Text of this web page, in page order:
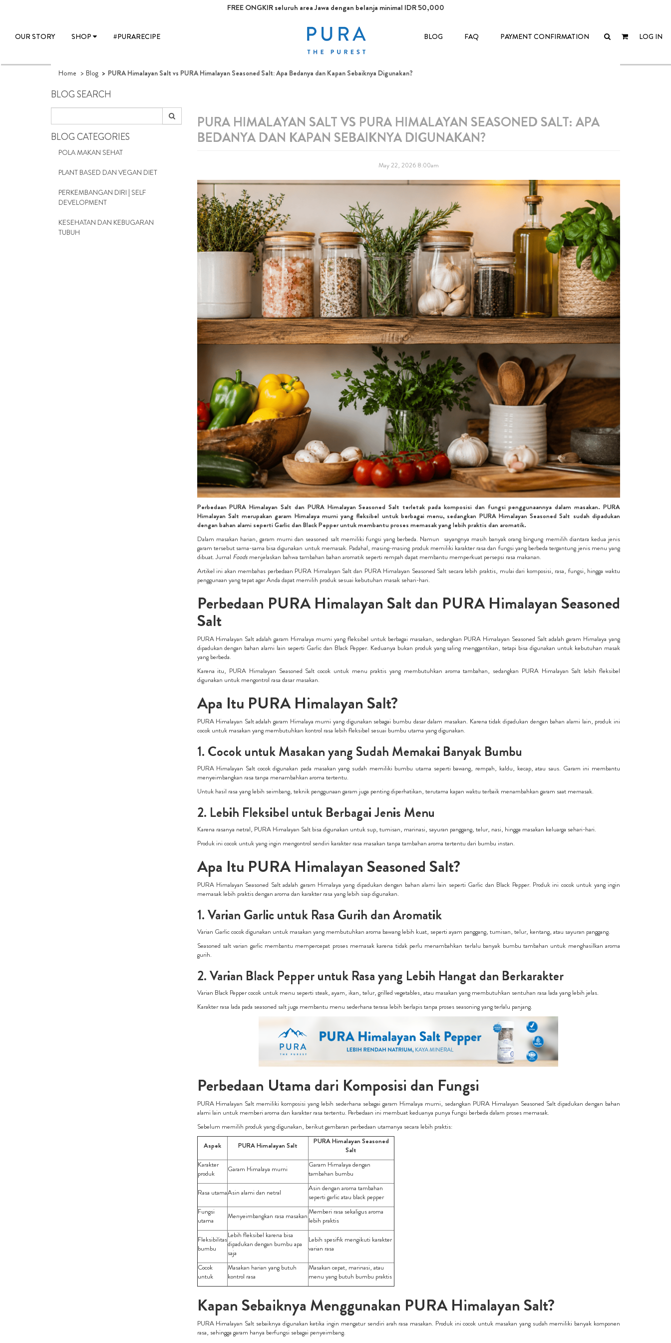
FREE ONGKIR seluruh area Jawa dengan belanja minimal IDR 50,000
OUR STORY SHOP #PURARECIPE BLOG FAQ PAYMENT CONFIRMATION LOG IN
Home Blog PURA Himalayan Salt vs PURA Himalayan Seasoned Salt: Apa Bedanya dan Kapan Sebaiknya Digunakan?
PURA HIMALAYAN SALT VS PURA HIMALAYAN SEASONED SALT: APA
BEDANYA DAN KAPAN SEBAIKNYA DIGUNAKAN?
May 22, 2026 8:00am
Perbedaan PURA Himalayan Salt dan PURA Himalayan Seasoned Salt terletak pada komposisi dan fungsi penggunaannya dalam masakan. PURA
Himalayan Salt merupakan garam Himalaya murni yang fleksibel untuk berbagai menu, sedangkan PURA Himalayan Seasoned Salt sudah dipadukan
dengan bahan alami seperti Garlic dan Black Pepper untuk membantu proses memasak yang lebih praktis dan aromatik.
Dalam masakan harian, garam murni dan seasoned salt memiliki fungsi yang berbeda. Namun sayangnya masih banyak orang bingung memilih diantara kedua jenis
garam tersebut sama-sama bisa digunakan untuk memasak. Padahal, masing-masing produk memiliki karakter rasa dan fungsi yang berbeda tergantung jenis menu yang
dibuat. Jurnal Foodsmenjelaskan bahwa tambahan bahan aromatik seperti rempah dapat membantu memperkuat persepsi rasa makanan.
Artikel ini akan membahas perbedaan PURA Himalayan Salt dan PURA Himalayan Seasoned Salt secara lebih praktis, mulai dari komposisi, rasa, fungsi, hingga waktu
penggunaan yang tepat agar Anda dapat memilih produk sesuai kebutuhan masak sehari-hari.
Perbedaan PURA Himalayan Salt dan PURA Himalayan Seasoned
Salt
PURA Himalayan Salt adalah garam Himalaya murni yang fleksibel untuk berbagai masakan, sedangkan PURA Himalayan Seasoned Salt adalah garam Himalaya yang
dipadukan dengan bahan alami lain seperti Garlic dan Black Pepper. Keduanya bukan produk yang saling menggantikan, tetapi bisa digunakan untuk kebutuhan masak
yang berbeda.
Karena itu, PURA Himalayan Seasoned Salt cocok untuk menu praktis yang membutuhkan aroma tambahan, sedangkan PURA Himalayan Salt lebih fleksibel
digunakan untuk mengontrol rasa dasar masakan.
Apa Itu PURA Himalayan Salt?
PURA Himalayan Salt adalah garam Himalaya murni yang digunakan sebagai bumbu dasar dalam masakan. Karena tidak dipadukan dengan bahan alami lain, produk ini
cocok untuk masakan yang membutuhkan kontrol rasa lebih fleksibel sesuai bumbu utama yang digunakan.
1. Cocok untuk Masakan yang Sudah Memakai Banyak Bumbu
PURA Himalayan Salt cocok digunakan pada masakan yang sudah memiliki bumbu utama seperti bawang, rempah, kaldu, kecap, atau saus. Garam ini membantu
menyeimbangkan rasa tanpa menambahkan aroma tertentu.
Untuk hasil rasa yang lebih seimbang, teknik penggunaan garam juga penting diperhatikan, terutama kapan waktu terbaik menambahkan garam saat memasak.
2. Lebih Fleksibel untuk Berbagai Jenis Menu
Karena rasanya netral, PURA Himalayan Salt bisa digunakan untuk sup, tumisan, marinasi, sayuran panggang, telur, nasi, hingga masakan keluarga sehari-hari.
Produk ini cocok untuk yang ingin mengontrol sendiri karakter rasa masakan tanpa tambahan aroma tertentu dari bumbu instan.
Apa Itu PURA Himalayan Seasoned Salt?
PURA Himalayan Seasoned Salt adalah garam Himalaya yang dipadukan dengan bahan alami lain seperti Garlic dan Black Pepper. Produk ini cocok untuk yang ingin
memasak lebih praktis dengan aroma dan karakter rasa yang lebih siap digunakan.
1. Varian Garlic untuk Rasa Gurih dan Aromatik
Varian Garlic cocok digunakan untuk masakan yang membutuhkan aroma bawang lebih kuat, seperti ayam panggang, tumisan, telur, kentang, atau sayuran panggang.
Seasoned salt varian garlic membantu mempercepat proses memasak karena tidak perlu menambahkan terlalu banyak bumbu tambahan untuk menghasilkan aroma
gurih.
2. Varian Black Pepper untuk Rasa yang Lebih Hangat dan Berkarakter
Varian Black Pepper cocok untuk menu seperti steak, ayam, ikan, telur, grilled vegetables, atau masakan yang membutuhkan sentuhan rasa lada yang lebih jelas.
Karakter rasa lada pada seasoned salt juga membantu menu sederhana terasa lebih berlapis tanpa proses seasoning yang terlalu panjang.
Perbedaan Utama dari Komposisi dan Fungsi
PURA Himalayan Salt memiliki komposisi yang lebih sederhana sebagai garam Himalaya murni, sedangkan PURA Himalayan Seasoned Salt dipadukan dengan bahan
alami lain untuk memberi aroma dan karakter rasa tertentu. Perbedaan ini membuat keduanya punya fungsi berbeda dalam proses memasak.
Sebelum memilih produk yang digunakan, berikut gambaran perbedaan utamanya secara lebih praktis:
Aspek
PURA Himalayan Salt
PURA Himalayan Seasoned
Salt
Karakter
produk
Garam Himalaya murni
Garam Himalaya dengan
tambahan bumbu
Rasa utamaAsin alami dan netral
Asin dengan aroma tambahan
seperti garlic atau black pepper
Fungsi
utama
Menyeimbangkan rasa masakanMemberi rasa sekaligus aroma
lebih praktis
Fleksibilitas
bumbu
Lebih fleksibel karena bisa
dipadukan dengan bumbu apa
saja
Lebih spesifik mengikuti karakter
varian rasa
Cocok
untuk
Masakan harian yang butuh
kontrol rasa
Masakan cepat, marinasi, atau
menu yang butuh bumbu praktis
Kapan Sebaiknya Menggunakan PURA Himalayan Salt?
PURA Himalayan Salt sebaiknya digunakan ketika ingin mengatur sendiri arah rasa masakan. Produk ini cocok untuk masakan yang sudah memiliki banyak komponen
rasa, sehingga garam hanya berfungsi sebagai penyeimbang.
BLOG SEARCH
BLOG CATEGORIES
POLA MAKAN SEHAT
PLANT BASED DAN VEGAN DIET
PERKEMBANGAN DIRI | SELF
DEVELOPMENT
KESEHATAN DAN KEBUGARAN
TUBUH